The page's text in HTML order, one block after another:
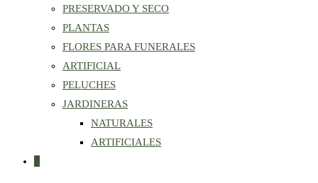
PRESERVADO Y SECO
PLANTAS
FLORES PARA FUNERALES
ARTIFICIAL
PELUCHES
JARDINERAS
NATURALES
ARTIFICIALES